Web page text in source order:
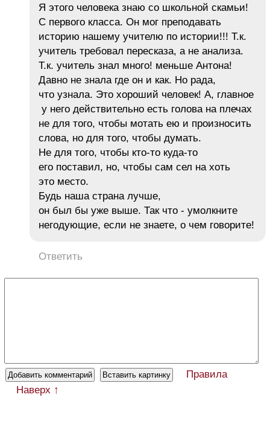
Я этого человека знаю со школьной скамьи!
С первого класса. Он мог преподавать
историю нашему учителю по истории!!! Т.к.
учитель требовал пересказа, а не анализа.
Т.к. учитель знал много! меньше Антона!
Давно не знала где он и как. Но рада,
что узнала. Это хороший человек! А, главное
у него действительно есть голова на плечах
не для того, чтобы мотать eю и произносить
слова, но для того, чтобы думать.
Не для того, чтобы кто-то куда-то
его поставил, но, чтобы сам сел на хоть
это место.
Будь наша страна лучше,
он был бы уже выше. Так что - умолкните
негодующие, если не знаете, о чем говорите!
Ответить
Правила
Наверх ↑